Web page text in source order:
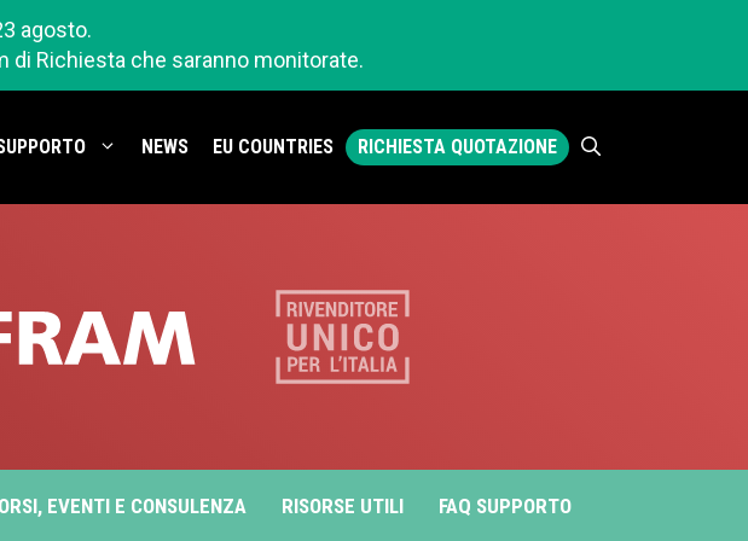
agosto.
di Richiesta che saranno monitorate.
NEWS EU COUNTRIES RICHIESTA QUOTAZIONE
EVENTI E CONSULENZA RISORSE UTILI FAQ SUPPORTO